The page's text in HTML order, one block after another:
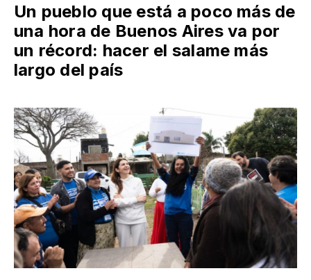
Un pueblo que está a poco más de
una hora de Buenos Aires va por
un récord: hacer el salame más
largo del país